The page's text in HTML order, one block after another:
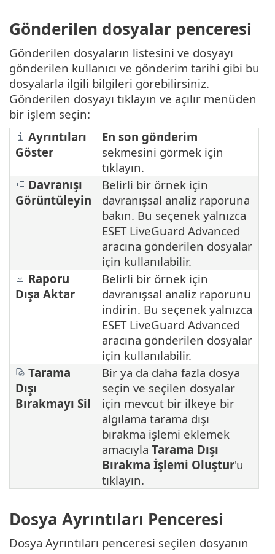
Gönderilen dosyalar penceresi
Gönderilen dosyaların listesini ve dosyayı
gönderilen kullanıcı ve gönderim tarihi gibi bu
dosyalarla ilgili bilgileri görebilirsiniz.
Gönderilen dosyayı tıklayın ve açılır menüden
bir işlem seçin:
Ayrıntıları
Göster
En son gönderim
sekmesini görmek için
tıklayın.
Davranışı
Görüntüleyin
Belirli bir örnek için
davranışsal analiz raporuna
bakın. Bu seçenek yalnızca
ESET LiveGuard Advanced
aracına gönderilen dosyalar
için kullanılabilir.
Raporu
Dışa Aktar
Belirli bir örnek için
davranışsal analiz raporunu
indirin. Bu seçenek yalnızca
ESET LiveGuard Advanced
aracına gönderilen dosyalar
için kullanılabilir.
Tarama
Dışı
Bırakmayı Sil
Bir ya da daha fazla dosya
seçin ve seçilen dosyalar
için mevcut bir ilkeye bir
algılama tarama dışı
bırakma işlemi eklemek
amacıyla Tarama Dışı
Bırakma İşlemi Oluştur'u
tıklayın.
Dosya Ayrıntıları Penceresi
Dosya Ayrıntıları penceresi seçilen dosyanın